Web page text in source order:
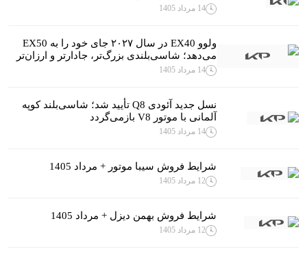
14 مرداد 1405
ولوو EX40 در سال ۲۰۲۷ جای خود را به EX50
می‌دهد؛ شاسی‌بلندی بزرگ‌تر، جادارتر و ارزان‌تر
14 مرداد 1405
نسل جدید آئودی Q8 تأیید شد؛ شاسی‌بلند کوپه
آلمانی با موتور V8 بازمی‌گردد
14 مرداد 1405
شرایط فروش سیبا موتور + مرداد 1405
12 مرداد 1405
شرایط فروش بهمن دیزل + مرداد 1405
12 مرداد 1405